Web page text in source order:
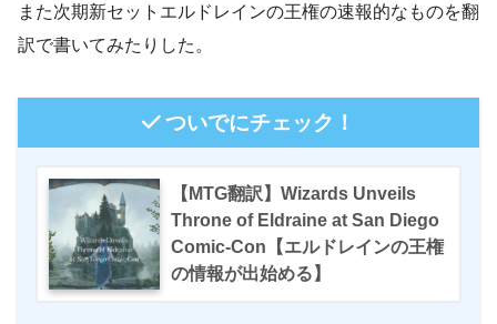
また次期新セットエルドレインの王権の速報的なものを翻
訳で書いてみたりした。
ついでにチェック！
【MTG翻訳】Wizards Unveils
Throne of Eldraine at San Diego
Comic-Con【エルドレインの王権
の情報が出始める】